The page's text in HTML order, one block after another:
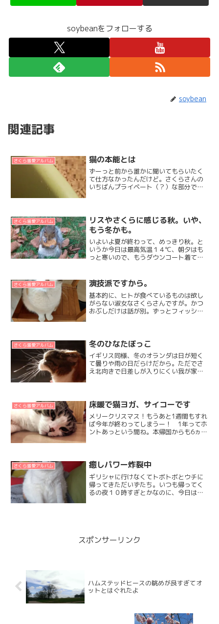
soybeanをフォローする
soybean
関連記事
さくら溺愛アルバム 猫の本能とは
ずーっと前から誰かに聞いてもらいたく
て仕方なかったんだけど。さくらさんの
いちばんプライベート（？）な部分でも
でも動画に撮ってみたら、...
さくら溺愛アルバム
リスやさくらに感じる秋。いや、
もう冬かも。
いよいよ夏が終わって、めっきり秋。と
いうか今日は最高気温１４℃、朝夕はも
っと寒いので、もうダウンコート着てま
眠をしないらしいんだけれど。それでも
このごろはリスの動きが活...
さくら溺愛アルバム 演技派ですから。
基本的に、ヒトが食べているものは欲し
がらない淑女なさくらさんですが。かつ
おぶしだけは話が別。ずっとフィッシュ
味のこんな↓ふりかけをゴ...
さくら溺愛アルバム 冬のひなたぼっこ
イギリス同様、冬のオランダは日が短く
て曇りや雨の日だらけだから。ただでさ
え北向きで日差しが入りにくい我が家な
堪能する機会が減ってしま...
さくら溺愛アルバム 床暖で猫ヨガ、サイコーです
メリークリスマス！もうあと1週間もすれ
ば今年が終わってしまうー！ 1年ってホ
ントあっという間ね。本帰国からも6ヵ
然良くて。セントラル...
さくら溺愛アルバム 癒しパワー炸裂中
ギリシャに行けなくてトボトボとウチに
帰ってきただいずたち。いつも帰ってく
るの夜１０時すぎとかなのに、今日はず
スポンサーリンク
ハムステッドヒースの眺めが良すぎてオ
ットとはぐれたよ